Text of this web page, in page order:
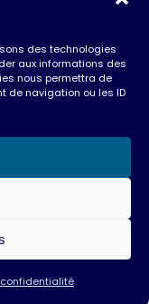
des technologies
aux informations des
nous permettra de
de navigation ou les ID